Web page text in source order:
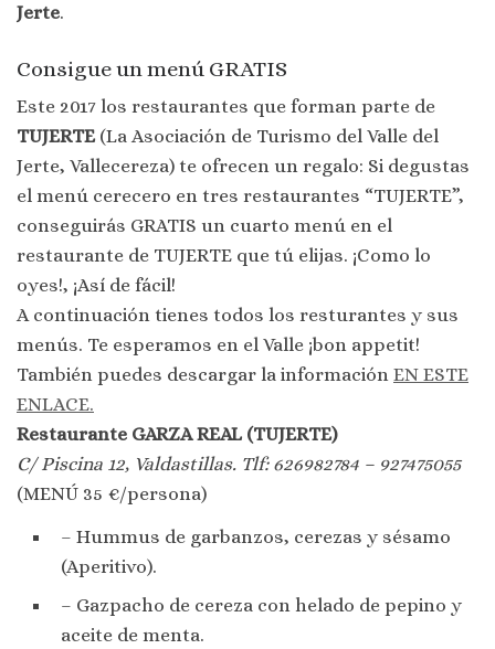
Jerte.
Consigue un menú GRATIS
Este 2017 los restaurantes que forman parte de
TUJERTE(La Asociación de Turismo del Valle del
Jerte, Vallecereza) te ofrecen un regalo: Si degustas
el menú cerecero en tres restaurantes “TUJERTE”,
conseguirás GRATIS un cuarto menú en el
restaurante de TUJERTE que tú elijas. ¡Como lo
oyes!, ¡Así de fácil!
A continuación tienes todos los resturantes y sus
menús. Te esperamos en el Valle ¡bon appetit!
También puedes descargar la información EN ESTE
ENLACE.
Restaurante GARZA REAL (TUJERTE)
C/ Piscina 12, Valdastillas. Tlf: 626982784 – 927475055
(MENÚ 35 €/persona)
– Hummus de garbanzos, cerezas y sésamo
(Aperitivo).
– Gazpacho de cereza con helado de pepino y
aceite de menta.